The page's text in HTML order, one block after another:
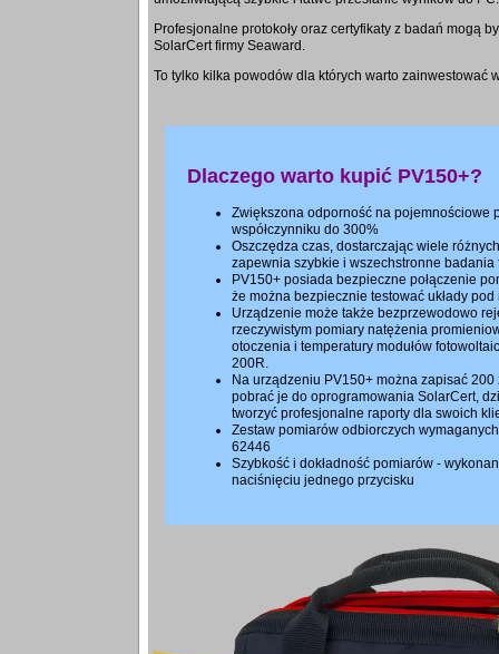
Profesjonalne protokoły oraz certyfikaty z badań mogą
SolarCert firmy Seaward.
To tylko kilka powodów dla których warto zainwestować
Dlaczego warto kupić PV150+?
Zwiększona odporność na pojemnościowe
współczynniku do 300%
Oszczędza czas, dostarczając wiele
zapewnia szybkie i wszechstronne badania
PV150+ posiada bezpieczne połączenie
że można bezpiecznie testować układy
Urządzenie może także bezprzewodowo
rzeczywistym pomiary natężenia
otoczenia i temperatury modułów
200R.
Na urządzeniu PV150+ można zapisać
pobrać je do oprogramowania SolarCert,
tworzyć profesjonalne raporty dla swoich
Zestaw pomiarów odbiorczych
62446
Szybkość i dokładność pomiarów -
naciśnięciu jednego przycisku